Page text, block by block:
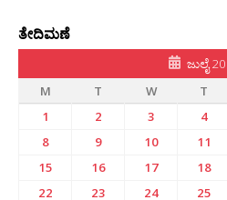
ತೇದಿಮಣೆ
ಜುಲೈ
M
T W T
1
2 3 4
8
9 10 11
15
16 17 18
22
23 24 25